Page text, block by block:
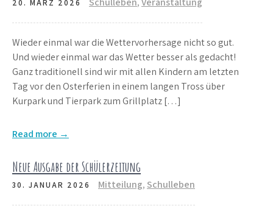
20. MÄRZ 2026
Wieder einmal war die Wettervorhersage nicht so gut.
Und wieder einmal war das Wetter besser als gedacht!
Ganz traditionell sind wir mit allen Kindern am letzten
Tag vor den Osterferien in einem langen Tross über
Kurpark und Tierpark zum Grillplatz […]
Read more →
Neue Ausgabe der Schülerzeitung
30. JANUAR 2026 Mitteilung, Schulleben